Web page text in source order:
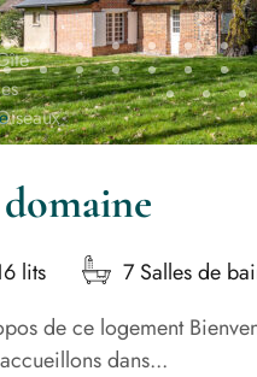
lits
7 Salles de
de ce logement
dans...